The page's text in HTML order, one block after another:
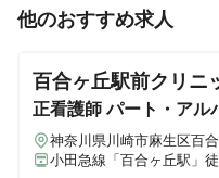
正看護師 正社員（常勤）
【病棟看護師】賞与年
正看護師 正社員（常勤）
【訪問診療看護師】賞
他のおすすめ求人
百合ヶ丘駅前クリニ
正看護師パート・アル
神奈川県川崎市麻生区百
小田急線「百合ヶ丘駅」